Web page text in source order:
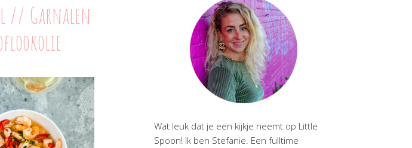
// Garnalen
Wat leuk dat je een kijkje neemt op Little
Spoon! Ik ben Stefanie. Een fulltime